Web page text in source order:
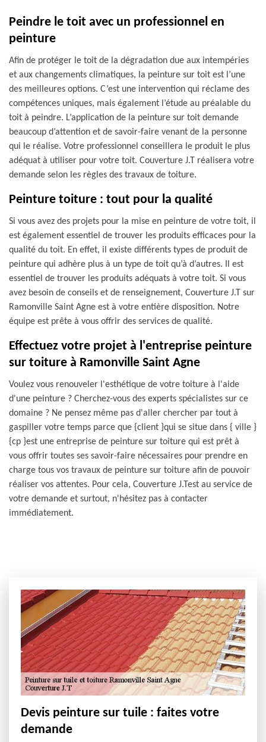
Peindre le toit avec un professionnel en
peinture
Afin de protéger le toit de la dégradation due aux intempéries
et aux changements climatiques, la peinture sur toit est l’une
des meilleures options. C’est une intervention qui réclame des
compétences uniques, mais également l’étude au préalable du
toit à peindre. L’application de la peinture sur toit demande
beaucoup d’attention et de savoir-faire venant de la personne
qui le réalise. Votre professionnel conseillera le produit le plus
adéquat à utiliser pour votre toit. Couverture J.T réalisera votre
demande selon les règles des travaux de toiture.
Peinture toiture : tout pour la qualité
Si vous avez des projets pour la mise en peinture de votre toit, il
est également essentiel de trouver les produits efficaces pour la
qualité du toit. En effet, il existe différents types de produit de
peinture qui adhère plus à un type de toit qu’à d’autres. Il est
essentiel de trouver les produits adéquats à votre toit. Si vous
avez besoin de conseils et de renseignement, Couverture J.T sur
Ramonville Saint Agne est à votre entière disposition. Notre
équipe est prête à vous offrir des services de qualité.
Effectuez votre projet à l'entreprise peinture
sur toiture à Ramonville Saint Agne
Voulez vous renouveler l'esthétique de votre toiture à l'aide
d'une peinture ? Cherchez-vous des experts spécialistes sur ce
domaine ? Ne pensez même pas d'aller chercher par tout à
gaspiller votre temps parce que {client }qui se situe dans { ville }
{cp }est une entreprise de peinture sur toiture qui est prêt à
vous offrir toutes ses savoir-faire nécessaires pour prendre en
charge tous vos travaux de peinture sur toiture afin de pouvoir
réaliser vos attentes. Pour cela, Couverture J.Test au service de
votre demande et surtout, n'hésitez pas à contacter
immédiatement.
Devis peinture sur tuile : faites votre
demande